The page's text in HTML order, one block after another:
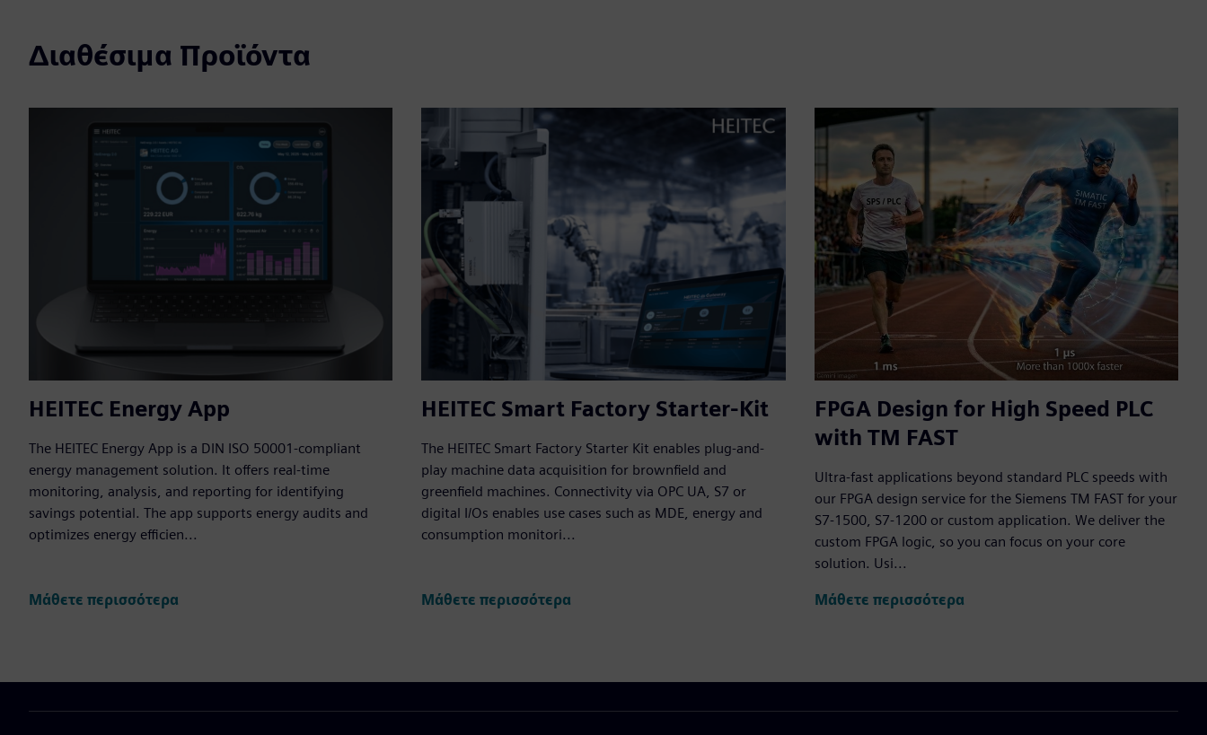
Διαθέσιμα Προϊόντα
HEITEC Energy App
The HEITEC Energy App is a DIN ISO 50001-compliant
energy management solution. It offers real-time
monitoring, analysis, and reporting for identifying
savings potential. The app supports energy audits and
optimizes energy efficien...
Μάθετε περισσότερα
HEITEC Smart Factory Starter-Kit
The HEITEC Smart Factory Starter Kit enables plug-and-
play machine data acquisition for brownfield and
greenfield machines. Connectivity via OPC UA, S7 or
digital I/Os enables use cases such as MDE, energy and
consumption monitori...
Μάθετε περισσότερα
FPGA Design for High Speed PLC
with TM FAST
Ultra-fast applications beyond standard PLC speeds with
our FPGA design service for the Siemens TM FAST for your
S7-1500, S7-1200 or custom application. We deliver the
custom FPGA logic, so you can focus on your core
solution. Usi...
Μάθετε περισσότερα